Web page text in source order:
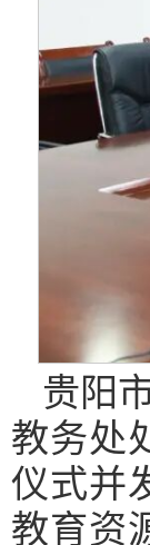
贵阳
教务处
仪式并
教育资